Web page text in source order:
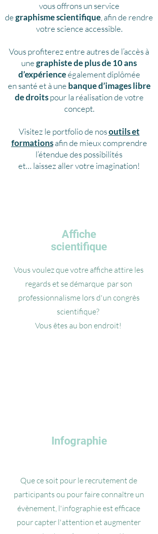
vous offrons un service
degraphisme scientifique , afin de rendre
votre science accessible.
Vous profiterez entre autres de l’accès à
unegraphiste de plus de 10 ans
d’expérienceégalement diplômée
en santé et à une banque d’images libre
de droitspour la réalisation de votre
concept.
Visitez le portfolio de nosoutils et
formationsafin de mieux comprendre
l’étendue des possibilités
et… laissez aller votre imagination!
Affiche
scientifique
Vous voulez que votre affiche attire les
regards et se démarque par son
professionnalisme lors d'un congrès
scientifique?
Vous êtes au bon endroit!
Infographie
Que ce soit pour le recrutement de
participants ou pour faire connaître un
évènement, l'infographie est efficace
pour capter l'attention et augmenter